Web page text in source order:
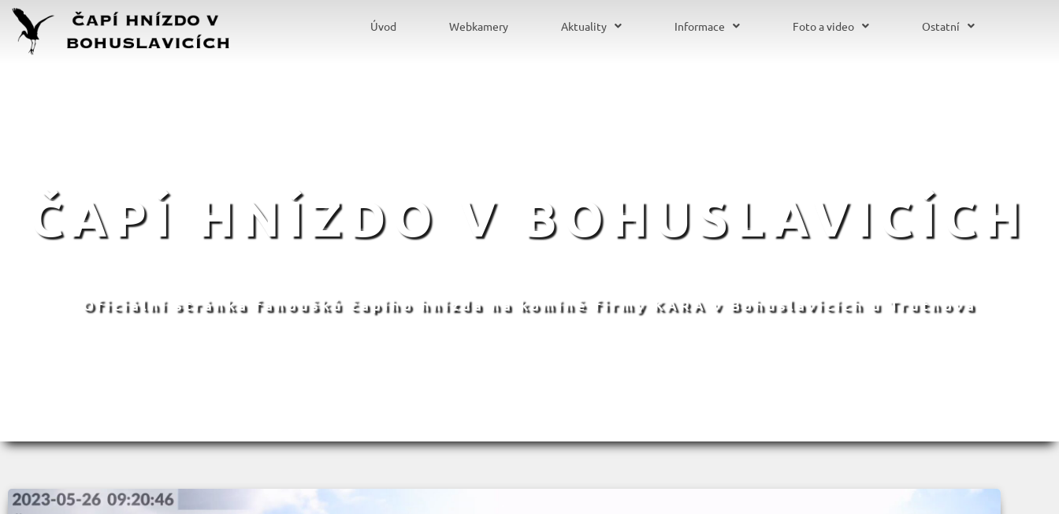
Úvod Webkamery Aktuality Informace Foto a video Ostatní
ČAPÍ HNÍZDO V BOHUSLAVICÍCH
Oficiální stránka fanoušků čapího hnízda na komíně firmy KARA v Bohuslavicích u Trutnova